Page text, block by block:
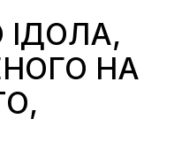
ІДОЛА,
НА